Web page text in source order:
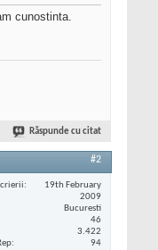
cunostinta.
Răspunde cu citat
#2
19th February
2009
Bucuresti
46
3.422
94